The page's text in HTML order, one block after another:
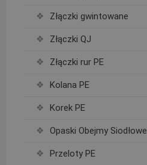
Złączki gwintowane
Złączki QJ
Złączki rur PE
Kolana PE
Korek PE
Opaski Obejmy Siodłowe
Przeloty PE